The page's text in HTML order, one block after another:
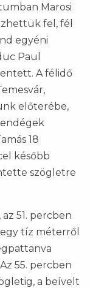
Marosi
fel, fél
egyéni
Paul
A félidő
előterébe,
18
később
szögletre
51. percben
tíz méterről
55. percben
a beívelt